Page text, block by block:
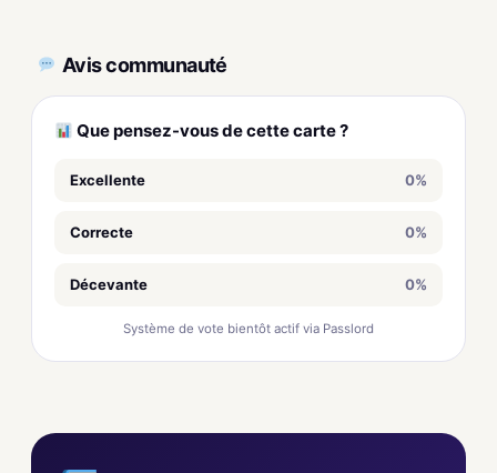
Avis communauté
Que pensez-vous de cette carte ?
Excellente 0%
Correcte 0%
Décevante 0%
Système de vote bientôt actif via Passlord